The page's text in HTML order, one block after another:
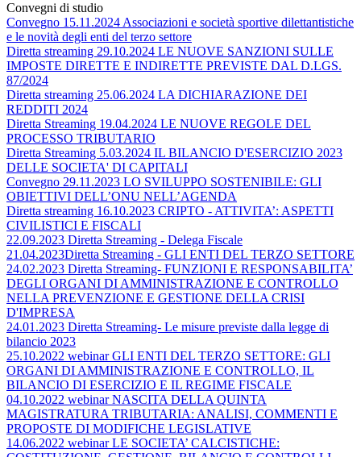
Convegni di studio
Convegno 15.11.2024 Associazioni e società sportive dilettantistiche
e le novità degli enti del terzo settore
Diretta streaming 29.10.2024 LE NUOVE SANZIONI SULLE
IMPOSTE DIRETTE E INDIRETTE PREVISTE DAL D.LGS.
87/2024
Diretta streaming 25.06.2024 LA DICHIARAZIONE DEI
REDDITI 2024
Diretta Streaming 19.04.2024 LE NUOVE REGOLE DEL
PROCESSO TRIBUTARIO
Diretta Streaming 5.03.2024 IL BILANCIO D'ESERCIZIO 2023
DELLE SOCIETA' DI CAPITALI
Convegno 29.11.2023 LO SVILUPPO SOSTENIBILE: GLI
OBIETTIVI DELL’ONU NELL’AGENDA
Diretta streaming 16.10.2023 CRIPTO - ATTIVITA’: ASPETTI
CIVILISTICI E FISCALI
22.09.2023 Diretta Streaming - Delega Fiscale
21.04.2023Diretta Streaming - GLI ENTI DEL TERZO SETTORE
24.02.2023 Diretta Streaming- FUNZIONI E RESPONSABILITA’
DEGLI ORGANI DI AMMINISTRAZIONE E CONTROLLO
NELLA PREVENZIONE E GESTIONE DELLA CRISI
D'IMPRESA
24.01.2023 Diretta Streaming- Le misure previste dalla legge di
bilancio 2023
25.10.2022 webinar GLI ENTI DEL TERZO SETTORE: GLI
ORGANI DI AMMINISTRAZIONE E CONTROLLO, IL
BILANCIO DI ESERCIZIO E IL REGIME FISCALE
04.10.2022 webinar NASCITA DELLA QUINTA
MAGISTRATURA TRIBUTARIA: ANALISI, COMMENTI E
PROPOSTE DI MODIFICHE LEGISLATIVE
14.06.2022 webinar LE SOCIETA’ CALCISTICHE: